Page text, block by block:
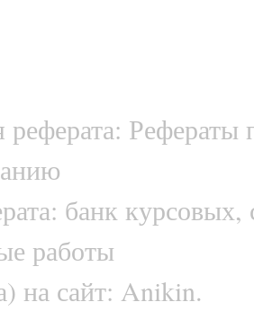
реферата: Рефераты
банк курсовых,
работы
на сайт: Anikin.